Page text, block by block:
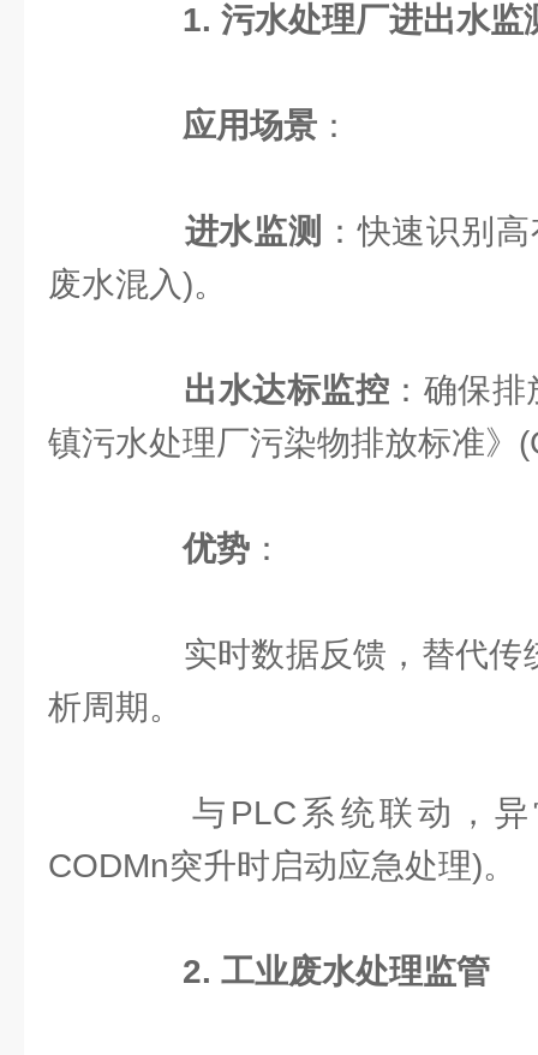
1. 污水处理厂进出水监
应用场景 ：
进水监测 ：快速识别
废水混入)。
出水达标监控 ：确保
镇污水处理厂污染物排放标准》
优势 ：
实时数据反馈，替代传
析周期。
与PLC系统联动，异
CODMn突升时启动应急处理)。
2. 工业废水处理监管